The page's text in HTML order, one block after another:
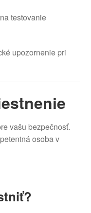
testovanie
upozornenie pri
vašu bezpečnosť.
osoba v